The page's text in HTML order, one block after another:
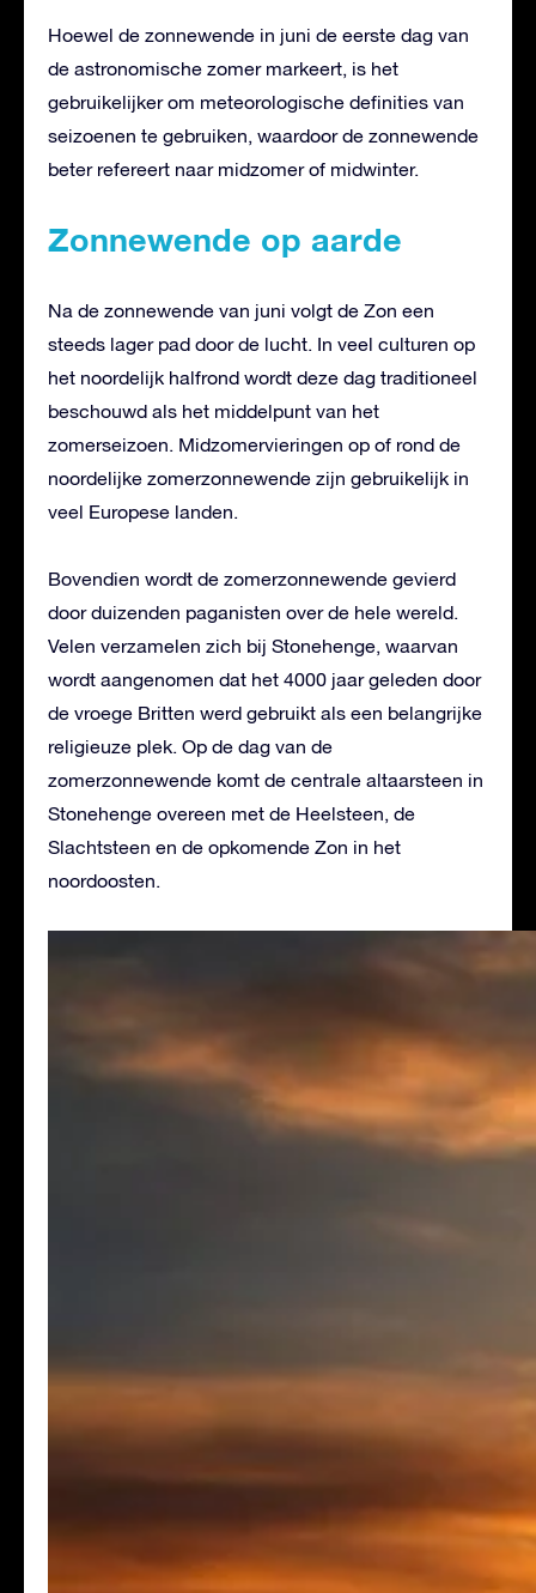
Hoewel de zonnewende in juni de eerste dag van
de astronomische zomer markeert, is het
gebruikelijker om meteorologische definities van
seizoenen te gebruiken, waardoor de zonnewende
beter refereert naar midzomer of midwinter.
Zonnewende op aarde
Na de zonnewende van juni volgt de Zon een
steeds lager pad door de lucht. In veel culturen op
het noordelijk halfrond wordt deze dag traditioneel
beschouwd als het middelpunt van het
zomerseizoen. Midzomervieringen op of rond de
noordelijke zomerzonnewende zijn gebruikelijk in
veel Europese landen.
Bovendien wordt de zomerzonnewende gevierd
door duizenden paganisten over de hele wereld.
Velen verzamelen zich bij Stonehenge, waarvan
wordt aangenomen dat het 4000 jaar geleden door
de vroege Britten werd gebruikt als een belangrijke
religieuze plek. Op de dag van de
zomerzonnewende komt de centrale altaarsteen in
Stonehenge overeen met de Heelsteen, de
Slachtsteen en de opkomende Zon in het
noordoosten.